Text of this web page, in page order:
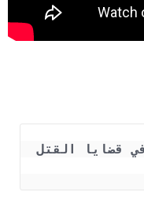
الدفوع والدفاع الواجب في قضايا القتل